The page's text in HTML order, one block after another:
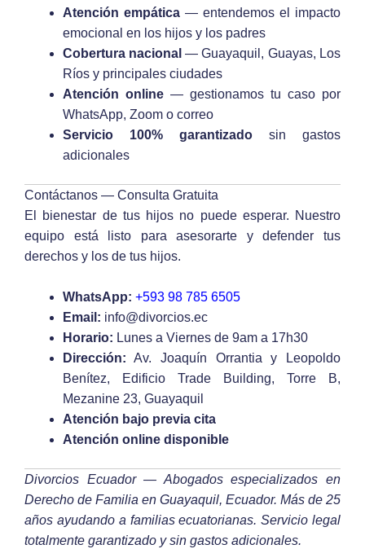
Atención empática— entendemos el impacto
emocional en los hijos y los padres
Cobertura nacional — Guayaquil, Guayas, Los
Ríos y principales ciudades
Atención online— gestionamos tu caso por
WhatsApp, Zoom o correo
Servicio 100% garantizadosin gastos
adicionales
Contáctanos — Consulta Gratuita
El bienestar de tus hijos no puede esperar. Nuestro
equipo está listo para asesorarte y defender tus
derechos y los de tus hijos.
WhatsApp: +593 98 785 6505
Email: info@divorcios.ec
Horario: Lunes a Viernes de 9am a 17h30
Dirección: Av. Joaquín Orrantia y Leopoldo
Benítez, Edificio Trade Building, Torre B,
Mezanine 23, Guayaquil
Atención bajo previa cita
Atención online disponible
Divorcios Ecuador — Abogados especializados en
Derecho de Familia en Guayaquil, Ecuador. Más de 25
años ayudando a familias ecuatorianas. Servicio legal
totalmente garantizado y sin gastos adicionales.